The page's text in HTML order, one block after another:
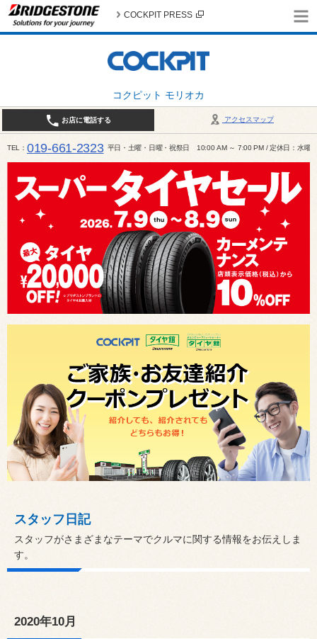
コクピット モリオカ
COCKPIT PRESS
アクセスマップ
お店に電話する
TEL 019-661-2323 平日・土曜・日曜・祝祭日 10:00 AM ～ 7:00 PM / 定休日：水曜
スタッフ日記
スタッフがさまざまなテーマでクルマに関する情報をお伝えしま
す。
2020年10月